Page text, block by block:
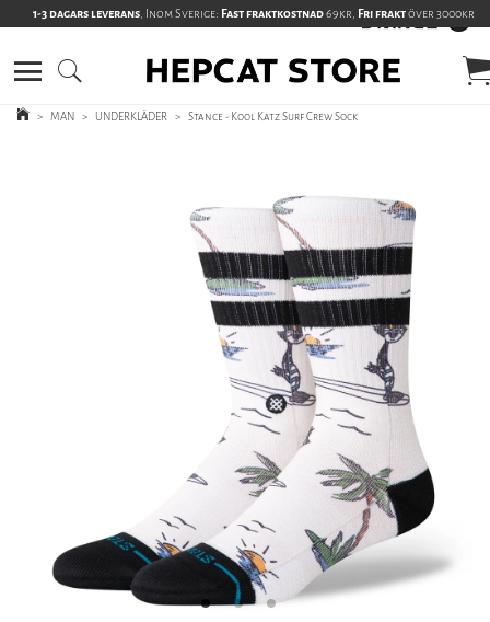
1-3 dagars leverans, Inom Sverige: Fast fraktkostnad69kr, Fri fraktöver 3000kr
> MAN > UNDERKLÄDER > Stance - Kool Katz Surf Crew Sock